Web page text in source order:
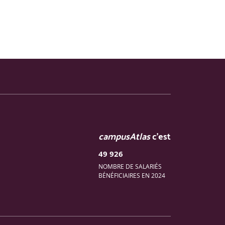
campusAtlasc'est
49 926
NOMBRE DE SALARIÉS
BÉNÉFICIAIRES EN 2024